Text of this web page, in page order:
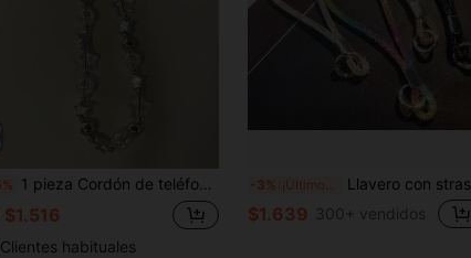
1 pieza Cordón de teléfono con cuentas de moda, accesorio con cuentas de estrella, adecuado para teléfono, cámara, auriculares, accesorio personalizado, decoración, regalo, adorno de teléfono, accesorio de teléfono (debido al ángulo de disparo y la magnificación, el tamaño real del objeto puede diferir ligeramente de la foto), amuleto de teléfono
$1.516
Clientes habituales
-3% ¡Últimos 3 días Llavero con strass, cordón para teléfono móvil unisex creativo, colgante de cuerda colorido, regalo de cumpleaños, recuerdo de fiesta de aniversario
$1.639 300+ vendidos